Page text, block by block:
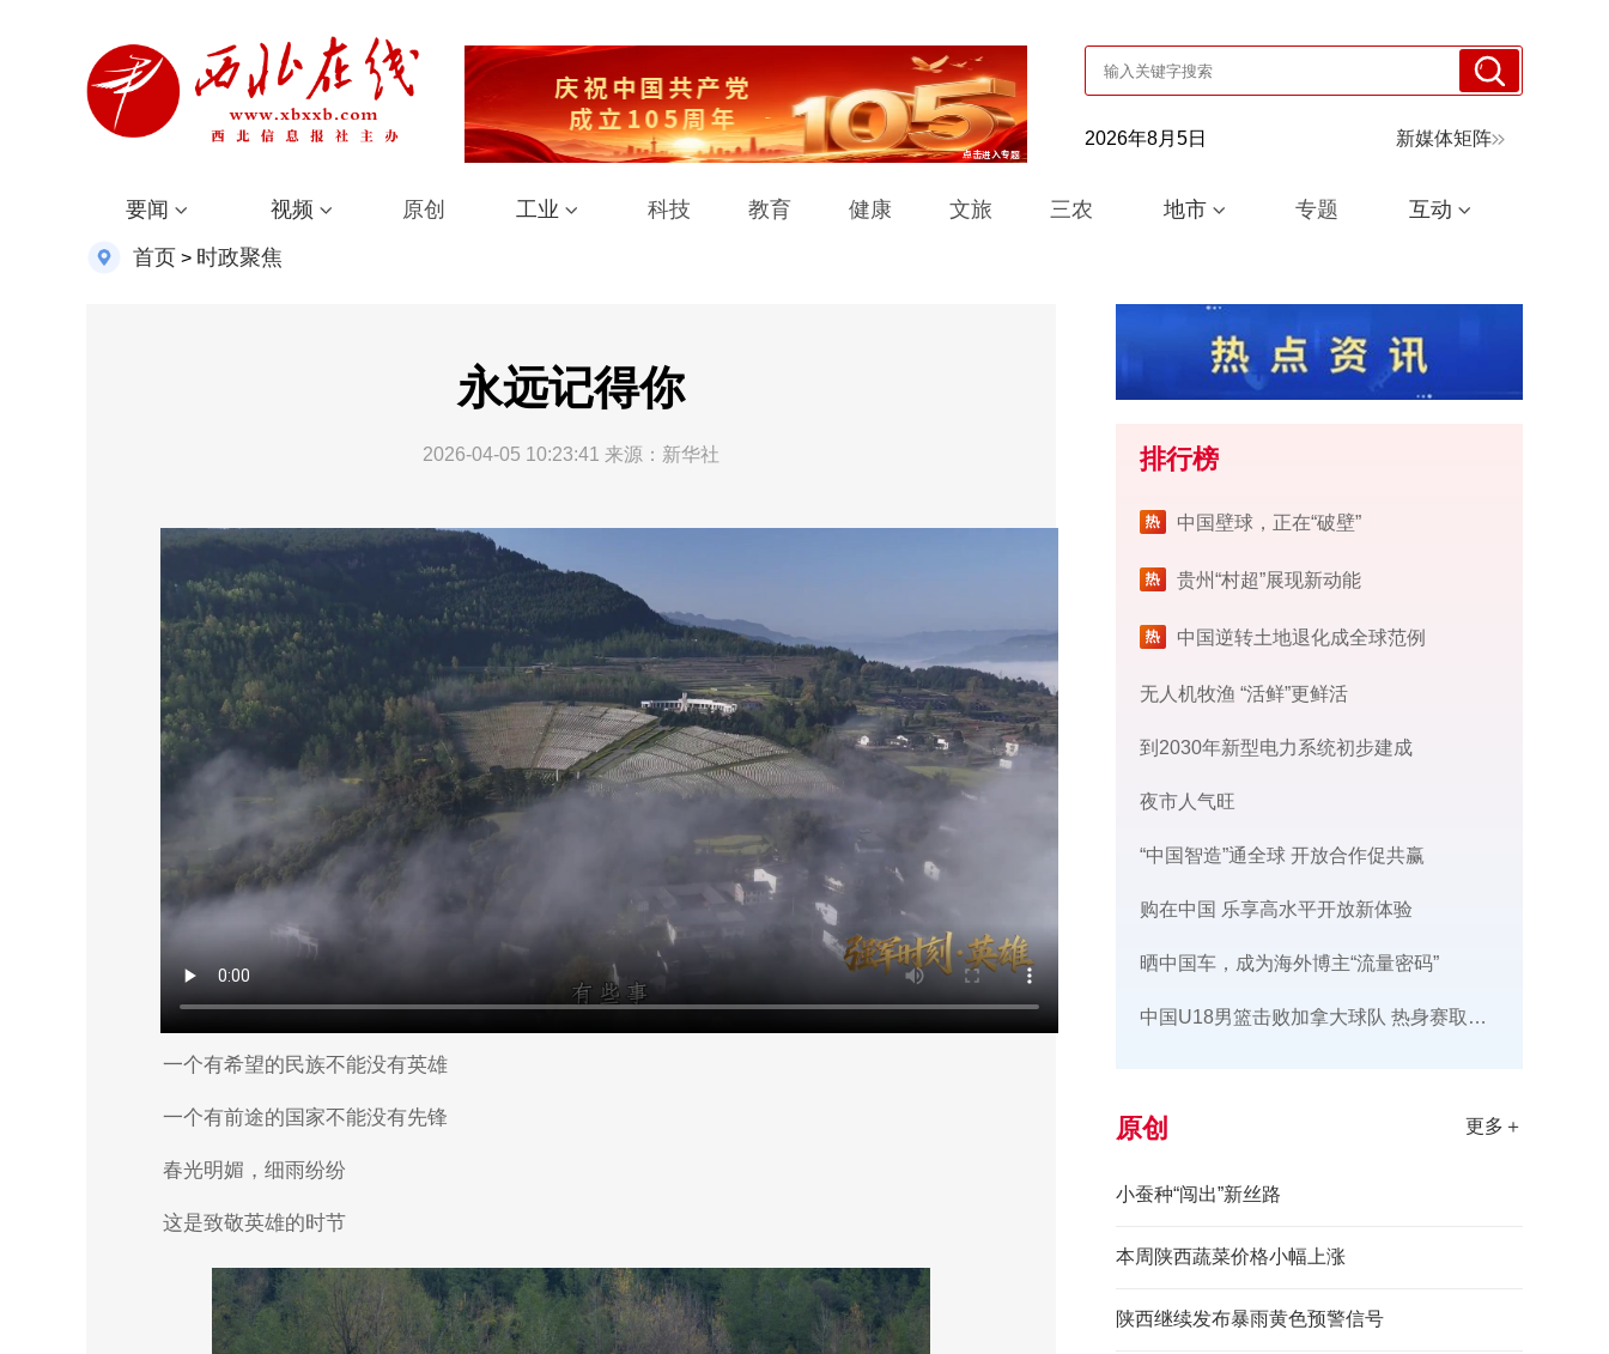
2026年8月5日 新媒体矩阵
要闻 视频 原创 工业 科技 教育 健康 文旅 三农 地市 专题 互动
首页 > 时政聚焦
永远记得你
2026-04-05 10:23:41 来源：新华社
一个有希望的民族不能没有英雄
一个有前途的国家不能没有先锋
春光明媚，细雨纷纷
这是致敬英雄的时节
排行榜
中国壁球，正在“破壁”
贵州“村超”展现新动能
中国逆转土地退化成全球范例
无人机牧渔 “活鲜”更鲜活
到2030年新型电力系统初步建成
夜市人气旺
“中国智造”通全球 开放合作促共赢
购在中国 乐享高水平开放新体验
晒中国车，成为海外博主“流量密码”
中国U18男篮击败加拿大球队 热身赛取得三连胜
原创 更多＋
小蚕种“闯出”新丝路
本周陕西蔬菜价格小幅上涨
陕西继续发布暴雨黄色预警信号